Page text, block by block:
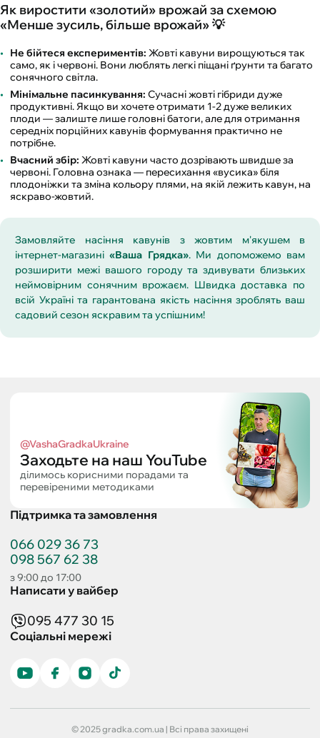
Як виростити «золотий» врожай за схемою
«Менше зусиль, більше врожай» 💡
Не бійтеся експериментів: Жовті кавуни вирощуються так
само, як і червоні. Вони люблять легкі піщані ґрунти та багато
сонячного світла.
Мінімальне пасинкування: Сучасні жовті гібриди дуже
продуктивні. Якщо ви хочете отримати 1-2 дуже великих
плоди — залиште лише головні батоги, але для отримання
середніх порційних кавунів формування практично не
потрібне.
Вчасний збір: Жовті кавуни часто дозрівають швидше за
червоні. Головна ознака — пересихання «вусика» біля
плодоніжки та зміна кольору плями, на якій лежить кавун, на
яскраво-жовтий.
Замовляйте насіння кавунів з жовтим м'якушем в
інтернет-магазині«Ваша Грядка». Ми допоможемо вам
розширити межі вашого городу та здивувати близьких
неймовірним сонячним врожаєм. Швидка доставка по
всій Україні та гарантована якість насіння зроблять ваш
садовий сезон яскравим та успішним!
@VashaGradkaUkraine
Заходьте на наш YouTube
ділимось корисними порадами та
перевіреними методиками
Підтримка та замовлення
066 029 36 73
098 567 62 38
з 9:00 до 17:00
Написати у вайбер
095 477 30 15
Соціальні мережі
© 2025 gradka.com.ua | Всі права захищені